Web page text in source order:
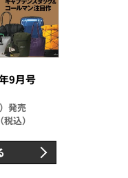
9月号
発売
込）